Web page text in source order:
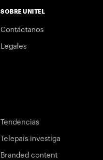
SOBRE UNITEL
Contáctanos
Legales
Tendencias
Telepaís investiga
Branded content